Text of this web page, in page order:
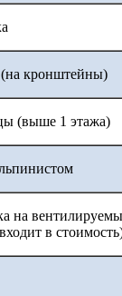
кронштейны)
(выше 1 этажа)
на
в